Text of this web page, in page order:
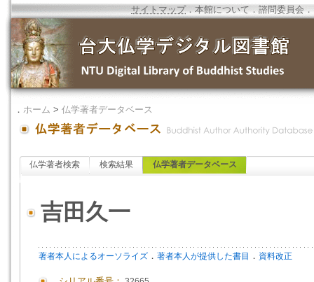
サイトマップ．本館について ．諮問委員会 ．
． ホーム > 仏学著者データベース
仏学著者検索 検索結果 仏学著者データベース
吉田久一
著者本人によるオーソライズ ． 著者本人が提供した書目 ． 資料改正